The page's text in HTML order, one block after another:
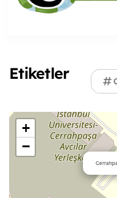
Etiketler
+
−